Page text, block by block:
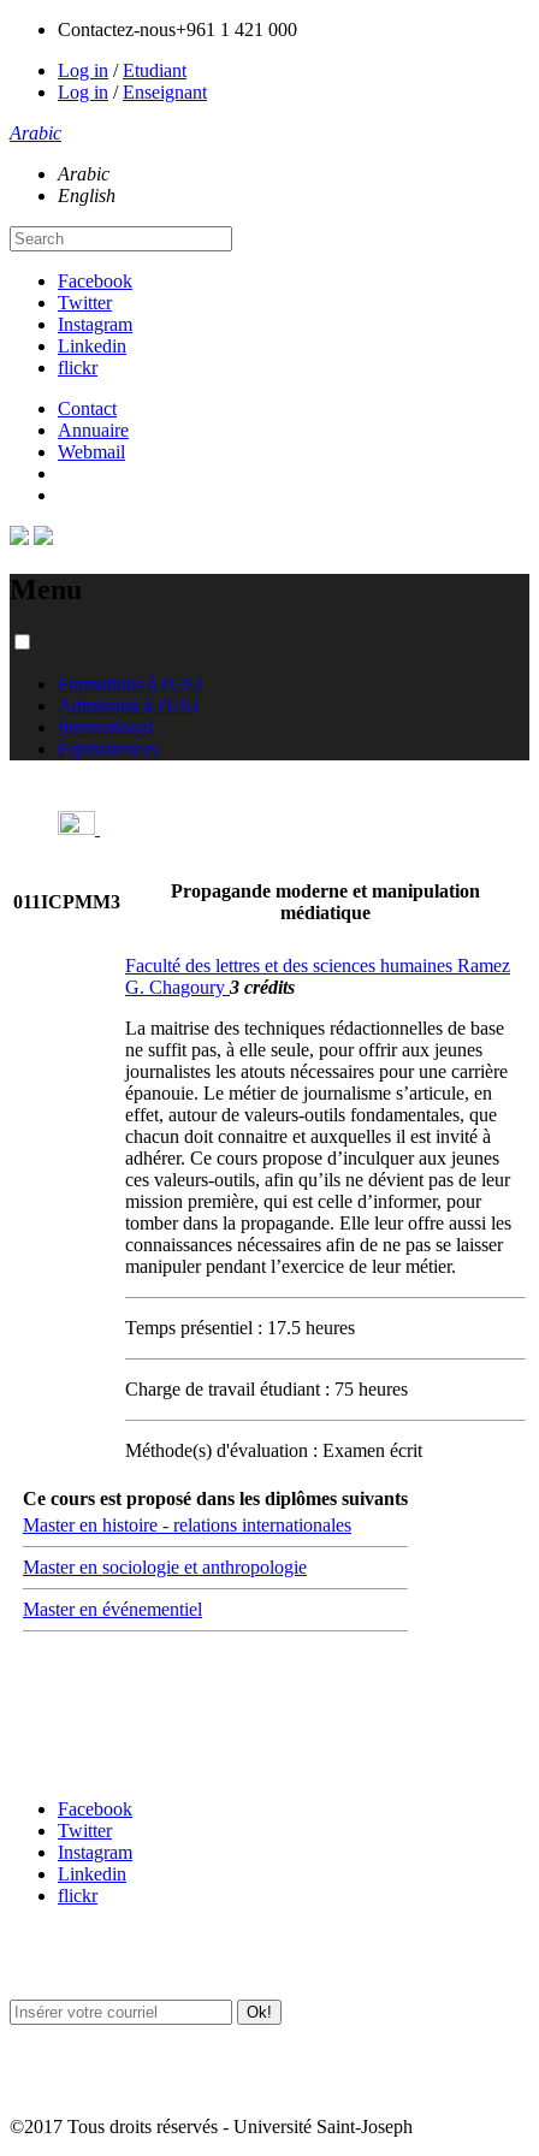
Contactez-nous+961 1 421 000
Log in /Etudiant
Log in /Enseignant
Arabic
Arabic
English
Facebook
Twitter
Instagram
Linkedin
flickr
Contact
Annuaire
Webmail
Menu
Formations à l'USJ
Admission à l'USJ
International
Équivalences
011ICPMM3
Propagande moderne et manipulation
médiatique
Faculté des lettres et des sciences humaines Ramez
G. Chagoury 3 crédits
La maitrise des techniques rédactionnelles de base
ne suffit pas, à elle seule, pour offrir aux jeunes
journalistes les atouts nécessaires pour une carrière
épanouie. Le métier de journalisme s’articule, en
effet, autour de valeurs-outils fondamentales, que
chacun doit connaitre et auxquelles il est invité à
adhérer. Ce cours propose d’inculquer aux jeunes
ces valeurs-outils, afin qu’ils ne dévient pas de leur
mission première, qui est celle d’informer, pour
tomber dans la propagande. Elle leur offre aussi les
connaissances nécessaires afin de ne pas se laisser
manipuler pendant l’exercice de leur métier.
Temps présentiel : 17.5 heures
Charge de travail étudiant : 75 heures
Méthode(s) d'évaluation : Examen écrit
Ce cours est proposé dans les diplômes suivants
Master en histoire - relations internationales
Master en sociologie et anthropologie
Master en événementiel
Facebook
Twitter
Instagram
Linkedin
flickr
©2017 Tous droits réservés - Université Saint-Joseph